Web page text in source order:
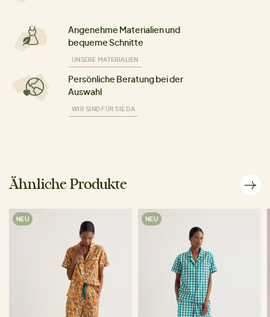
Angenehme Materialien und
bequeme Schnitte
UNSERE MATERIALIEN
Persönliche Beratung bei der
Auswahl
WIR SIND FÜR SIE DA
Ähnliche Produkte
NEU NEU